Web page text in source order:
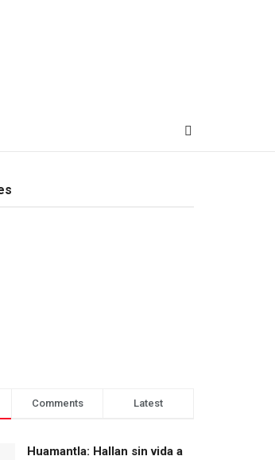
Comments Latest
Huamantla: Hallan sin vida a